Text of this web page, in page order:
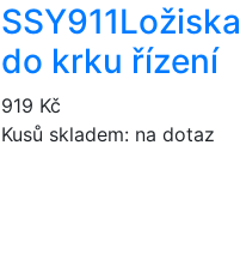
SSY911Ložiska
do krku řízení
919 Kč
Kusů skladem: na dotaz